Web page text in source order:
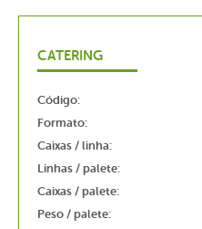
CATERING
Código:
Formato:
Caixas / linha:
Linhas / palete:
Caixas / palete:
Peso / palete: